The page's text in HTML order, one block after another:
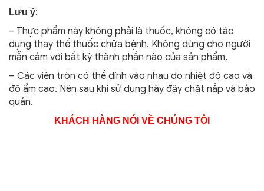
Lưu ý:
– Thực phẩm này không phải là thuốc, không có tác
dụng thay thế thuốc chữa bệnh. Không dùng cho người
mẫn cảm với bất kỳ thành phần nào của sản phẩm.
– Các viên tròn có thể dính vào nhau do nhiệt độ cao và
độ ẩm cao. Nên sau khi sử dụng hãy đậy chặt nắp và bảo
quản.
KHÁCH HÀNG NÓI VỀ CHÚNG TÔI